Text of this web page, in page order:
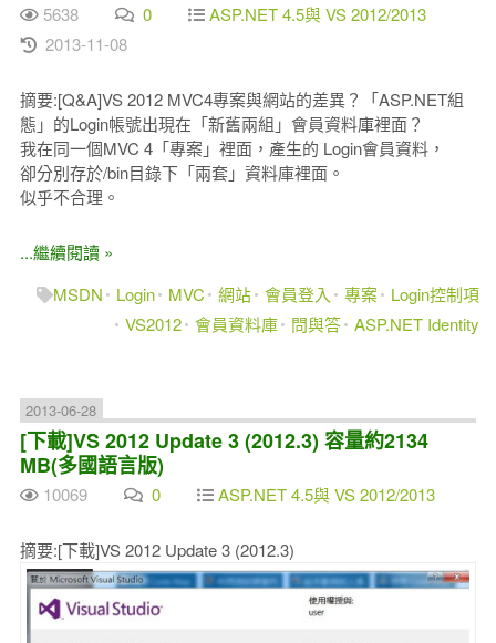
5638 0
ASP.NET 4.5與 VS 2012/2013
2013-11-08
摘要:[Q&A]VS 2012 MVC4專案與網站的差異？「ASP.NET組
態」的Login帳號出現在「新舊兩組」會員資料庫裡面？
我在同一個MVC 4「專案」裡面，產生的 Login會員資料，
卻分別存於/bin目錄下「兩套」資料庫裡面。
似乎不合理。
...繼續閱讀 »
MSDN
Login MVC 網站 會員登入 專案
Login控制項
VS2012 會員資料庫 問與答 ASP.NET Identity
2013-06-28
[下載]VS 2012 Update 3 (2012.3) 容量約2134
MB(多國語言版)
10069 0 ASP.NET 4.5與 VS 2012/2013
摘要:[下載]VS 2012 Update 3 (2012.3)